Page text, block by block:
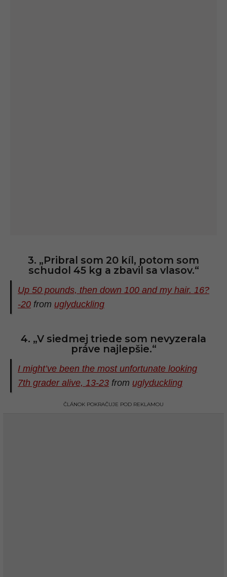
3. „Pribral som 20 kíl, potom som
schudol 45 kg a zbavil sa vlasov.“
Up 50 pounds, then down 100 and my hair. 16?
-20 from uglyduckling
4. „V siedmej triede som nevyzerala
práve najlepšie.“
I might’ve been the most unfortunate looking
7th grader alive, 13-23 from uglyduckling
ČLÁNOK POKRAČUJE POD REKLAMOU